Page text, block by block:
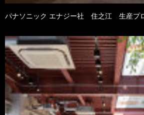
パナソニック エナジー社 住之江 生産プ